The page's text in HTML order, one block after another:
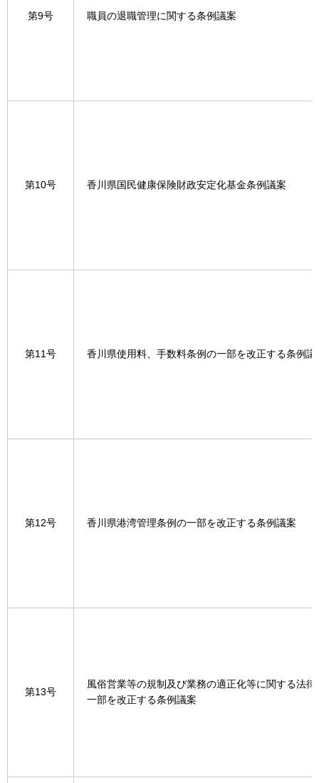
第9号 職員の退職管理に関する条例議案
第10号 香川県国民健康保険財政安定化基金条例議案
第11号 香川県使用料、手数料条例の一部を改正する条例議
第12号 香川県港湾管理条例の一部を改正する条例議案
第13号
風俗営業等の規制及び業務の適正化等に関する法
一部を改正する条例議案